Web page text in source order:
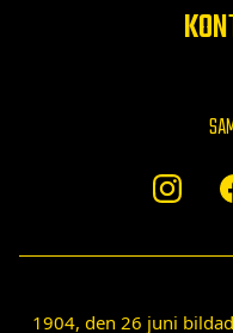
1904, den 26 juni